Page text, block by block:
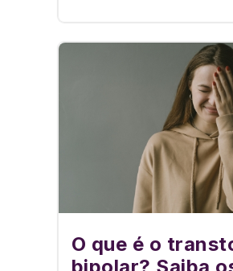
O que é o